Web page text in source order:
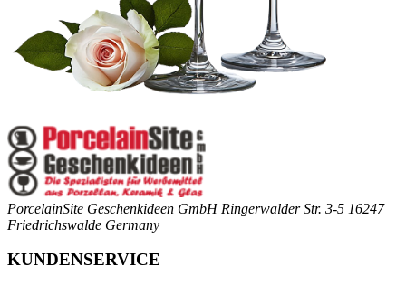
PorcelainSite Geschenkideen GmbH Ringerwalder Str. 3-5 16247
Friedrichswalde Germany
KUNDENSERVICE